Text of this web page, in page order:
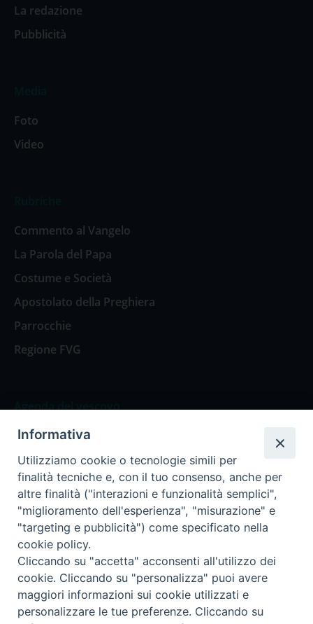
La redazione
Pubblicità
Foto
Video
Commento al Vangelo
La Parola del Papa
Costume e Società
Apostolato della Preghiera
Parrocchie
Regione FVG
Agenda del vescovo
Agenda del vescovo
Privacy Policy Trasparenza
Termini e Condizioni
Informativa per il trattamento dei dati personali
Informativa
Utilizziamo cookie o tecnologie simili per
finalità tecniche e, con il tuo consenso, anche per
altre finalità ("interazioni e funzionalità semplici",
"miglioramento dell'esperienza", "misurazione" e
"targeting e pubblicità") come specificato nella
cookie policy.
Cliccando su "accetta" acconsenti all'utilizzo dei
cookie. Cliccando su "personalizza" puoi avere
maggiori informazioni sui cookie utilizzati e
personalizzare le tue preferenze. Cliccando su